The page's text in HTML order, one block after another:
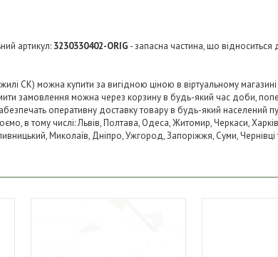
артикул: 3230330402-ORIG - запасна частина, що відноситься
СК) можна купити за вигідною ціною в віртуальному
замовлення можна через корзину в будь-який час доби,
оперативну доставку товару в будь-який населений
в тому числі: Львів, Полтава, Одеса, Житомир, Черкаси, Харків,
Миколаїв, Дніпро, Ужгород, Запоріжжя, Суми, Чернівці